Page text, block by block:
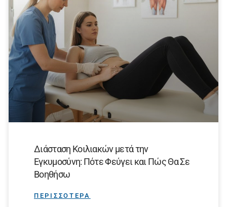
Διάσταση Κοιλιακών μετά την
Εγκυμοσύνη: Πότε Φεύγει και Πώς Θα Σε
Βοηθήσω
ΠΕΡΙΣΣΟΤΕΡΑ